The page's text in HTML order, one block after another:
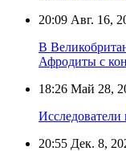
20:09 Авг. 16,
В
Афродиты с
18:26 Май 28,
20:55 Дек. 8,